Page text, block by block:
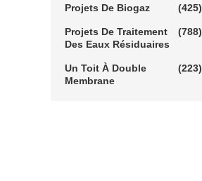
Projets De Biogaz (425)
Projets De Traitement
Des Eaux Résiduaires
(788)
Un Toit À Double
Membrane
(223)